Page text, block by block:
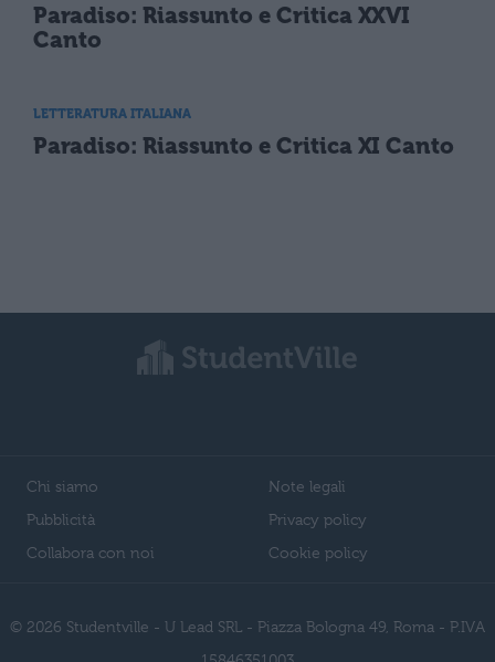
Paradiso: Riassunto e Critica XXVI
Canto
LETTERATURA ITALIANA
Paradiso: Riassunto e Critica XI Canto
Chi siamo
Pubblicità
Collabora con noi
Note legali
Privacy policy
Cookie policy
© 2026 Studentville - U Lead SRL - Piazza Bologna 49, Roma - P.IVA